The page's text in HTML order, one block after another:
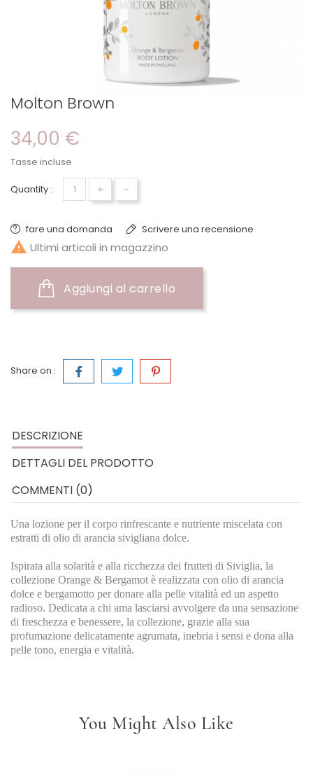
Molton Brown
34,00 €
Tasse incluse
Quantity : + -
fare una domanda Scrivere una recensione
 Ultimi articoli in magazzino
Aggiungi al carrello
Share on :
DESCRIZIONE
DETTAGLI DEL PRODOTTO
COMMENTI (0)
Una lozione per il corpo rinfrescante e nutriente miscelata con
estratti di olio di arancia sivigliana dolce.
Ispirata alla solarità e alla ricchezza dei frutteti di Siviglia, la
collezione Orange & Bergamot è realizzata con olio di arancia
dolce e bergamotto per donare alla pelle vitalità ed un aspetto
radioso. Dedicata a chi ama lasciarsi avvolgere da una sensazione
di freschezza e benessere, la collezione, grazie alla sua
profumazione delicatamente agrumata, inebria i sensi e dona alla
pelle tono, energia e vitalità.
You Might Also Like